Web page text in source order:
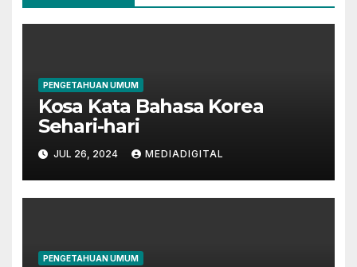
PENGETAHUAN UMUM
Kosa Kata Bahasa Korea
Sehari-hari
JUL 26, 2024 MEDIADIGITAL
PENGETAHUAN UMUM